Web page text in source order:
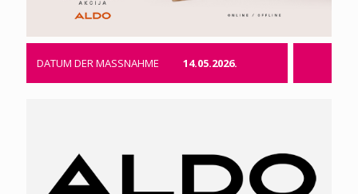
DATUM DER MASSNAHME 14.05.2026.